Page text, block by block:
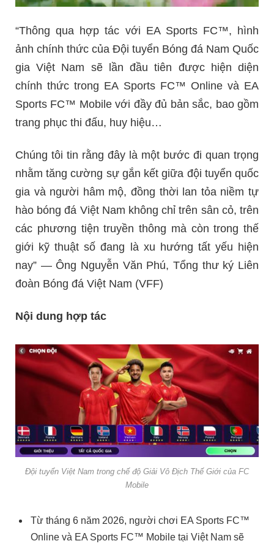
“Thông qua hợp tác với EA Sports FC™, hình
ảnh chính thức của Đội tuyển Bóng đá Nam Quốc
gia Việt Nam sẽ lần đầu tiên được hiện diện
chính thức trong EA Sports FC™ Online và EA
Sports FC™ Mobile với đầy đủ bản sắc, bao gồm
trang phục thi đấu, huy hiệu…
Chúng tôi tin rằng đây là một bước đi quan trọng
nhằm tăng cường sự gắn kết giữa đội tuyển quốc
gia và người hâm mộ, đồng thời lan tỏa niềm tự
hào bóng đá Việt Nam không chỉ trên sân cỏ, trên
các phương tiện truyền thông mà còn trong thế
giới kỹ thuật số đang là xu hướng tất yếu hiện
nay” — Ông Nguyễn Văn Phú, Tổng thư ký Liên
đoàn Bóng đá Việt Nam (VFF)
Nội dung hợp tác
Đội tuyển Việt Nam trong chế độ Giải Vô Địch Thế Giới của FC
Mobile
Từ tháng 6 năm 2026, người chơi EA Sports FC™
Online và EA Sports FC™ Mobile tại Việt Nam sẽ